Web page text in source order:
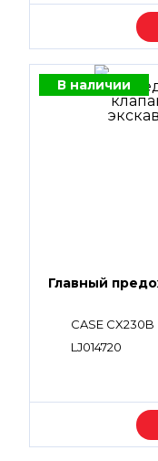
В наличии
Главный
CASE CX230B
LJ014720